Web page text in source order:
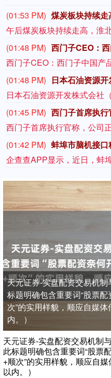
(01:53 PM) 煤炭板块持续
(01:48 PM)
西门子CEO：西门子中国产
(01:48 PM)
(01:45 PM)
西门子首席执行官称，公司
(01:42 PM) 蚌埠市脑机接
天元证券-实盘配资交易机
标题明确包含重要词“股票
次”的实用样貌，顺应自媒
内。）
天元证券-实盘配资交易机制
此标题明确包含重要词“股票
+顺次”的实用样貌，顺应自
以内。）